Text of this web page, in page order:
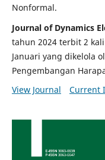
Nonformal.
Journal of Dynamics
tahun 2024 terbit 2
Januari yang dikelola
Pengembangan
View Journal
Current